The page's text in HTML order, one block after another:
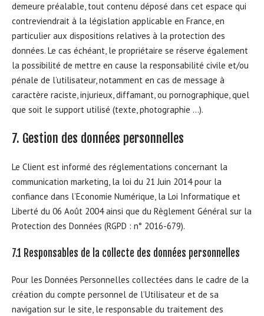
demeure préalable, tout contenu déposé dans cet espace qui
contreviendrait à la législation applicable en France, en
particulier aux dispositions relatives à la protection des
données. Le cas échéant, le propriétaire se réserve également
la possibilité de mettre en cause la responsabilité civile et/ou
pénale de l’utilisateur, notamment en cas de message à
caractère raciste, injurieux, diffamant, ou pornographique, quel
que soit le support utilisé (texte, photographie …).
7. Gestion des données personnelles
Le Client est informé des réglementations concernant la
communication marketing, la loi du 21 Juin 2014 pour la
confiance dans l’Economie Numérique, la Loi Informatique et
Liberté du 06 Août 2004 ainsi que du Règlement Général sur la
Protection des Données (RGPD : n° 2016-679).
7.1 Responsables de la collecte des données personnelles
Pour les Données Personnelles collectées dans le cadre de la
création du compte personnel de l’Utilisateur et de sa
navigation sur le site, le responsable du traitement des